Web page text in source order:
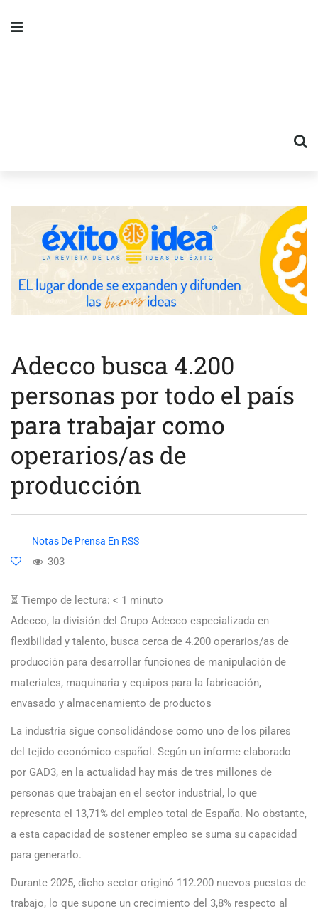
Adecco busca 4.200
personas por todo el país
para trabajar como
operarios/as de
producción
Notas De Prensa En RSS
303
⏳ Tiempo de lectura: < 1 minuto
Adecco, la división del Grupo Adecco especializada en
flexibilidad y talento, busca cerca de 4.200 operarios/as de
producción para desarrollar funciones de manipulación de
materiales, maquinaria y equipos para la fabricación,
envasado y almacenamiento de productos
La industria sigue consolidándose como uno de los pilares
del tejido económico español. Según un informe elaborado
por GAD3, en la actualidad hay más de tres millones de
personas que trabajan en el sector industrial, lo que
representa el 13,71% del empleo total de España. No obstante,
a esta capacidad de sostener empleo se suma su capacidad
para generarlo.
Durante 2025, dicho sector originó 112.200 nuevos puestos de
trabajo, lo que supone un crecimiento del 3,8% respecto al